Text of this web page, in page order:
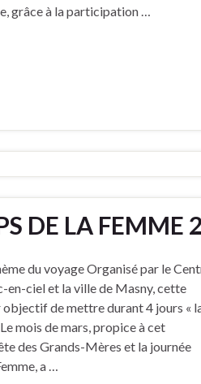
grâce à la participation …
DE LA FEMME
du voyage Organisé par le
en-ciel et la ville de Masny, cette
de mettre durant 4 jours «
mois de mars, propice à cet
des Grands-Mères et la journée
a …